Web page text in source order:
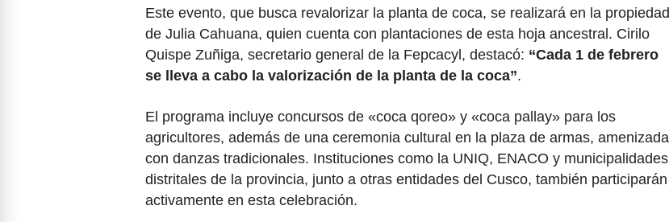
Este evento, que busca revalorizar la planta de coca, se realizará en la propiedad
de Julia Cahuana, quien cuenta con plantaciones de esta hoja ancestral. Cirilo
Quispe Zuñiga, secretario general de la Fepcacyl, destacó: “Cada 1 de febrero
se lleva a cabo la valorización de la planta de la coca”.
El programa incluye concursos de «coca qoreo» y «coca pallay» para los
agricultores, además de una ceremonia cultural en la plaza de armas, amenizada
con danzas tradicionales. Instituciones como la UNIQ, ENACO y municipalidades
distritales de la provincia, junto a otras entidades del Cusco, también participarán
activamente en esta celebración.